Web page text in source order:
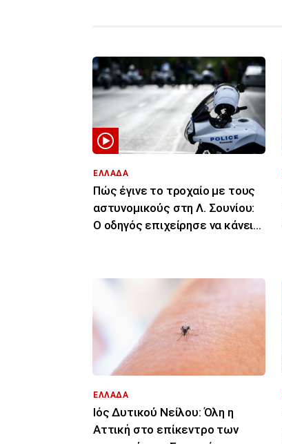
ΕΛΛΑΔΑ
Πώς έγινε το τροχαίο με τους
αστυνομικούς στη Λ. Σουνίου:
Ο οδηγός επιχείρησε να κάνει
ΕΛΛΑΔΑ
Ιός Δυτικού Νείλου: Όλη η
Αττική στο επίκεντρο των